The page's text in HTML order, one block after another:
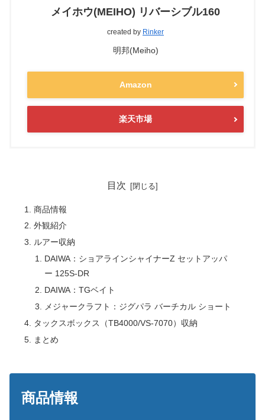
メイホウ(MEIHO) リバーシブル160
created by Rinker
明邦(Meiho)
Amazon
楽天市場
目次
商品情報
外観紹介
ルアー収納
DAIWA：ショアラインシャイナーZ セットアッパ
ー 125S-DR
DAIWA：TGベイト
メジャークラフト：ジグパラ バーチカル ショート
タックスボックス（TB4000/VS-7070）収納
まとめ
商品情報